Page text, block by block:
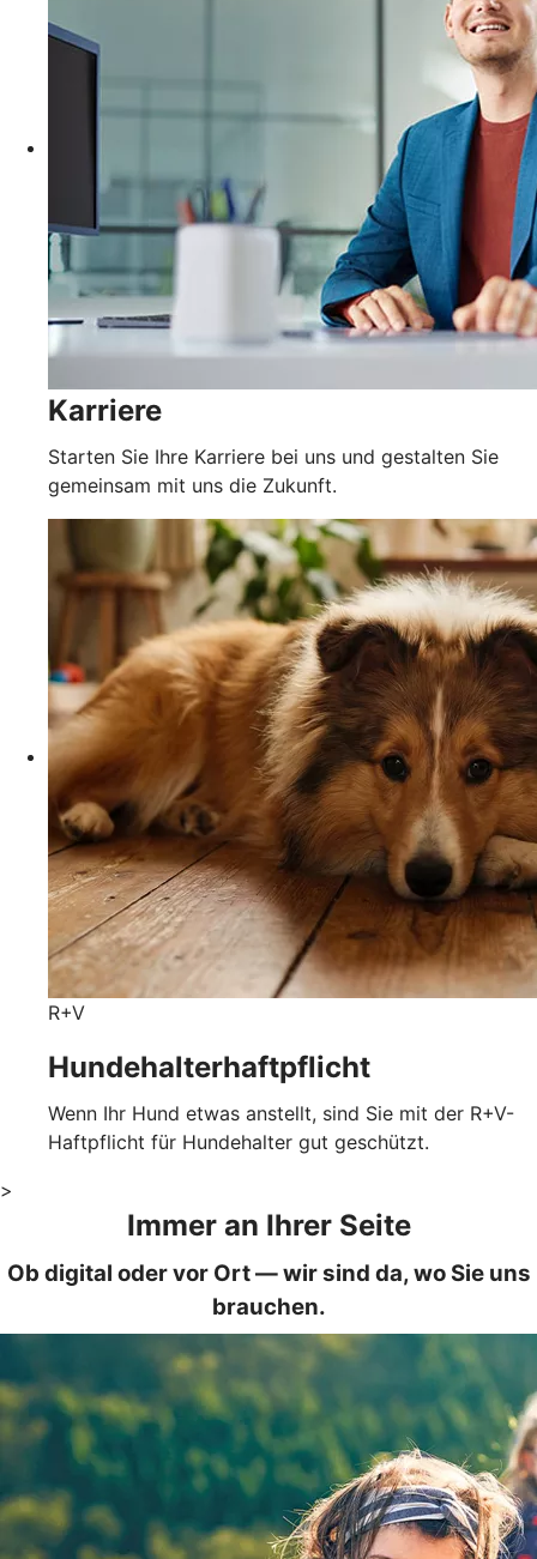
Karriere
Starten Sie Ihre Karriere bei uns und gestalten Sie
gemeinsam mit uns die Zukunft.
R+V
Hundehalterhaftpflicht
Wenn Ihr Hund etwas anstellt, sind Sie mit der R+V-
Haftpflicht für Hundehalter gut geschützt.
>
Immer an Ihrer Seite
Ob digital oder vor Ort — wir sind da, wo Sie uns
brauchen.